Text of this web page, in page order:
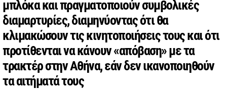
μπλόκα και πραγματοποιούν συμβολικές
διαμαρτυρίες, διαμηνύοντας ότι θα
κλιμακώσουν τις κινητοποιήσεις τους και ότι
προτίθενται να κάνουν «απόβαση» με τα
τρακτέρ στην Αθήνα, εάν δεν ικανοποιηθούν
τα αιτήματά τους